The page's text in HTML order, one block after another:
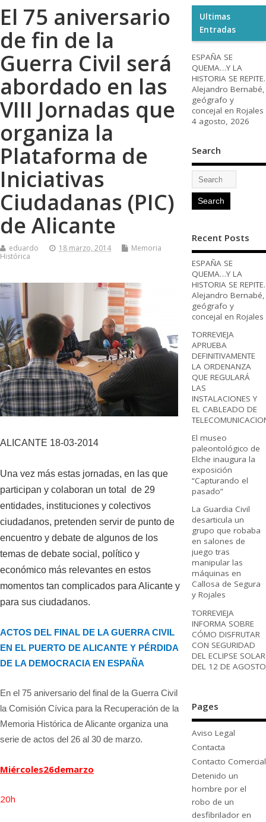
El 75 aniversario
de fin de la
Guerra Civil será
abordado en las
VIII Jornadas que
organiza la
Plataforma de
Iniciativas
Ciudadanas (PIC)
de Alicante
eduardo 18 marzo, 2014
Memoria
Histórica
ALICANTE 18-03-2014
Una vez más estas jornadas, en las que
participan y colaboran un total de 29
entidades, instituciones y colectivos
ciudadanos, pretenden servir de punto de
encuentro y debate de algunos de los
temas de debate social, político y
económico más relevantes en estos
momentos tan complicados para Alicante y
para sus ciudadanos.
ACTOS DEL FINAL DE LA GUERRA CIVIL
EN EL PUERTO DE ALICANTE Y PÉRDIDA
DE LA DEMOCRACIA EN ESPAÑA
En el 75 aniversario del final de la Guerra Civil
la Comisión Cívica para la Recuperación de la
Memoria Histórica de Alicante organiza una
serie de actos del 26 al 30 de marzo.
Miércoles26demarzo
20h
Ultimas
Entradas
ESPAÑA SE
QUEMA…Y LA
HISTORIA SE REPITE.
Alejandro Bernabé,
geógrafo y
concejal en Rojales
4 agosto, 2026
Search
Recent Posts
ESPAÑA SE
QUEMA…Y LA
HISTORIA SE REPITE.
Alejandro Bernabé,
geógrafo y
concejal en Rojales
TORREVIEJA
APRUEBA
DEFINITIVAMENTE
LA ORDENANZA
QUE REGULARÁ
LAS
INSTALACIONES Y
EL CABLEADO DE
El museo
paleontológico de
Elche inaugura la
exposición
“Capturando el
pasado”
La Guardia Civil
desarticula un
grupo que robaba
en salones de
juego tras
manipular las
máquinas en
Callosa de Segura
y Rojales
TORREVIEJA
INFORMA SOBRE
CÓMO DISFRUTAR
CON SEGURIDAD
DEL ECLIPSE SOLAR
DEL 12 DE AGOSTO
Pages
Aviso Legal
Contacta
Contacto Comercial
Detenido un
hombre por el
robo de un
desfibrilador en